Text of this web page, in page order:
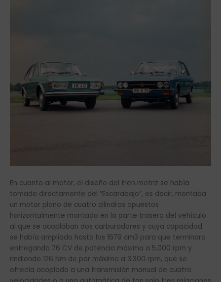
En cuanto al motor, el diseño del tren motriz se había
tomado directamente del “Escarabajo”, es decir, montaba
un motor plano de cuatro cilindros opuestos
horizontalmente montado en la parte trasera del vehículo
al que se acoplaban dos carburadores y cuya capacidad
se había ampliado hasta los 1679 cm3 para que terminara
entregando 76 CV de potencia máxima a 5.000 rpm y
rindiendo 126 Nm de par máximo a 3.300 rpm, que se
ofrecía acoplado a una transmisión manual de cuatro